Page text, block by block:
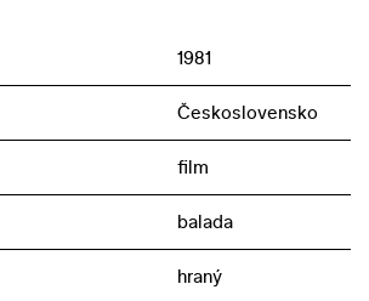
1981
Československo
film
balada
hraný